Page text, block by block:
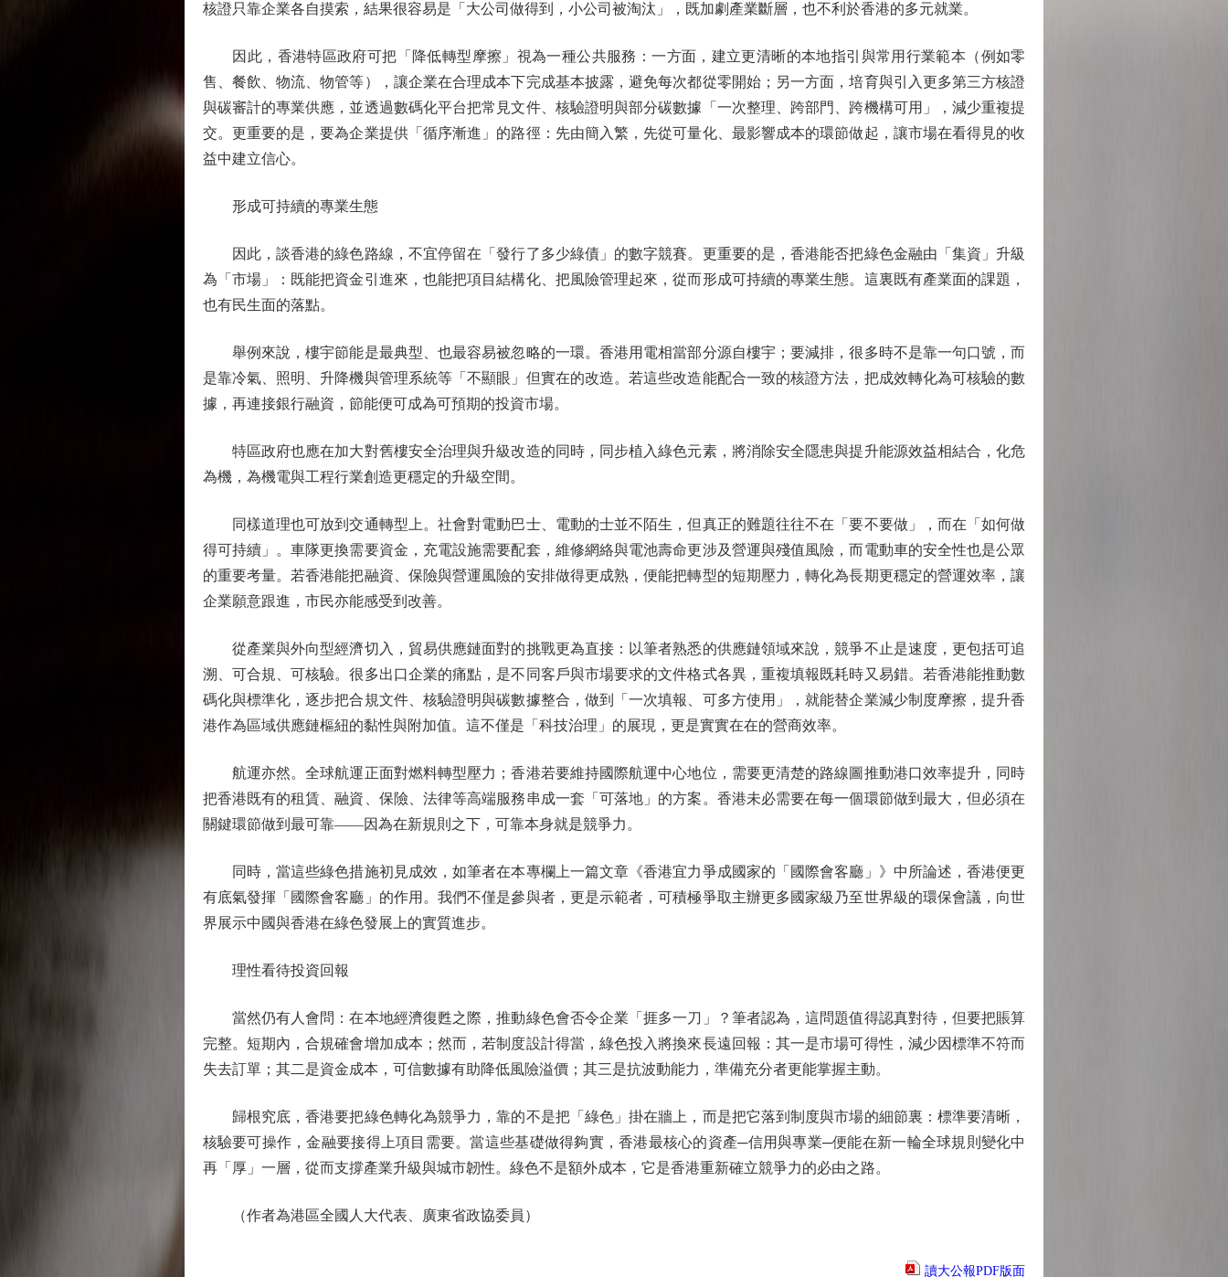
核證只靠企業各自摸索，結果很容易是「大公司做得到，小公司被淘汰」，既加劇產業斷層，也不利於香港的多元就業。
因此，香港特區政府可把「降低轉型摩擦」視為一種公共服務：一方面，建立更清晰的本地指引與常用行業範本（例如零
售、餐飲、物流、物管等），讓企業在合理成本下完成基本披露，避免每次都從零開始；另一方面，培育與引入更多第三方核證
與碳審計的專業供應，並透過數碼化平台把常見文件、核驗證明與部分碳數據「一次整理、跨部門、跨機構可用」，減少重複提
交。更重要的是，要為企業提供「循序漸進」的路徑：先由簡入繁，先從可量化、最影響成本的環節做起，讓市場在看得見的收
益中建立信心。
形成可持續的專業生態
因此，談香港的綠色路線，不宜停留在「發行了多少綠債」的數字競賽。更重要的是，香港能否把綠色金融由「集資」升級
為「市場」：既能把資金引進來，也能把項目結構化、把風險管理起來，從而形成可持續的專業生態。這裏既有產業面的課題，
也有民生面的落點。
舉例來說，樓宇節能是最典型、也最容易被忽略的一環。香港用電相當部分源自樓宇；要減排，很多時不是靠一句口號，而
是靠冷氣、照明、升降機與管理系統等「不顯眼」但實在的改造。若這些改造能配合一致的核證方法，把成效轉化為可核驗的數
據，再連接銀行融資，節能便可成為可預期的投資市場。
特區政府也應在加大對舊樓安全治理與升級改造的同時，同步植入綠色元素，將消除安全隱患與提升能源效益相結合，化危
為機，為機電與工程行業創造更穩定的升級空間。
同樣道理也可放到交通轉型上。社會對電動巴士、電動的士並不陌生，但真正的難題往往不在「要不要做」，而在「如何做
得可持續」。車隊更換需要資金，充電設施需要配套，維修網絡與電池壽命更涉及營運與殘值風險，而電動車的安全性也是公眾
的重要考量。若香港能把融資、保險與營運風險的安排做得更成熟，便能把轉型的短期壓力，轉化為長期更穩定的營運效率，讓
企業願意跟進，市民亦能感受到改善。
從產業與外向型經濟切入，貿易供應鏈面對的挑戰更為直接：以筆者熟悉的供應鏈領域來說，競爭不止是速度，更包括可追
溯、可合規、可核驗。很多出口企業的痛點，是不同客戶與市場要求的文件格式各異，重複填報既耗時又易錯。若香港能推動數
碼化與標準化，逐步把合規文件、核驗證明與碳數據整合，做到「一次填報、可多方使用」，就能替企業減少制度摩擦，提升香
港作為區域供應鏈樞紐的黏性與附加值。這不僅是「科技治理」的展現，更是實實在在的營商效率。
航運亦然。全球航運正面對燃料轉型壓力；香港若要維持國際航運中心地位，需要更清楚的路線圖推動港口效率提升，同時
把香港既有的租賃、融資、保險、法律等高端服務串成一套「可落地」的方案。香港未必需要在每一個環節做到最大，但必須在
關鍵環節做到最可靠——因為在新規則之下，可靠本身就是競爭力。
同時，當這些綠色措施初見成效，如筆者在本專欄上一篇文章《香港宜力爭成國家的「國際會客廳」》中所論述，香港便更
有底氣發揮「國際會客廳」的作用。我們不僅是參與者，更是示範者，可積極爭取主辦更多國家級乃至世界級的環保會議，向世
界展示中國與香港在綠色發展上的實質進步。
理性看待投資回報
當然仍有人會問：在本地經濟復甦之際，推動綠色會否令企業「捱多一刀」？筆者認為，這問題值得認真對待，但要把賬算
完整。短期內，合規確會增加成本；然而，若制度設計得當，綠色投入將換來長遠回報：其一是市場可得性，減少因標準不符而
失去訂單；其二是資金成本，可信數據有助降低風險溢價；其三是抗波動能力，準備充分者更能掌握主動。
歸根究底，香港要把綠色轉化為競爭力，靠的不是把「綠色」掛在牆上，而是把它落到制度與市場的細節裏：標準要清晰，
核驗要可操作，金融要接得上項目需要。當這些基礎做得夠實，香港最核心的資產─信用與專業─便能在新一輪全球規則變化中
再「厚」一層，從而支撐產業升級與城市韌性。綠色不是額外成本，它是香港重新確立競爭力的必由之路。
（作者為港區全國人大代表、廣東省政協委員）
讀大公報PDF版面